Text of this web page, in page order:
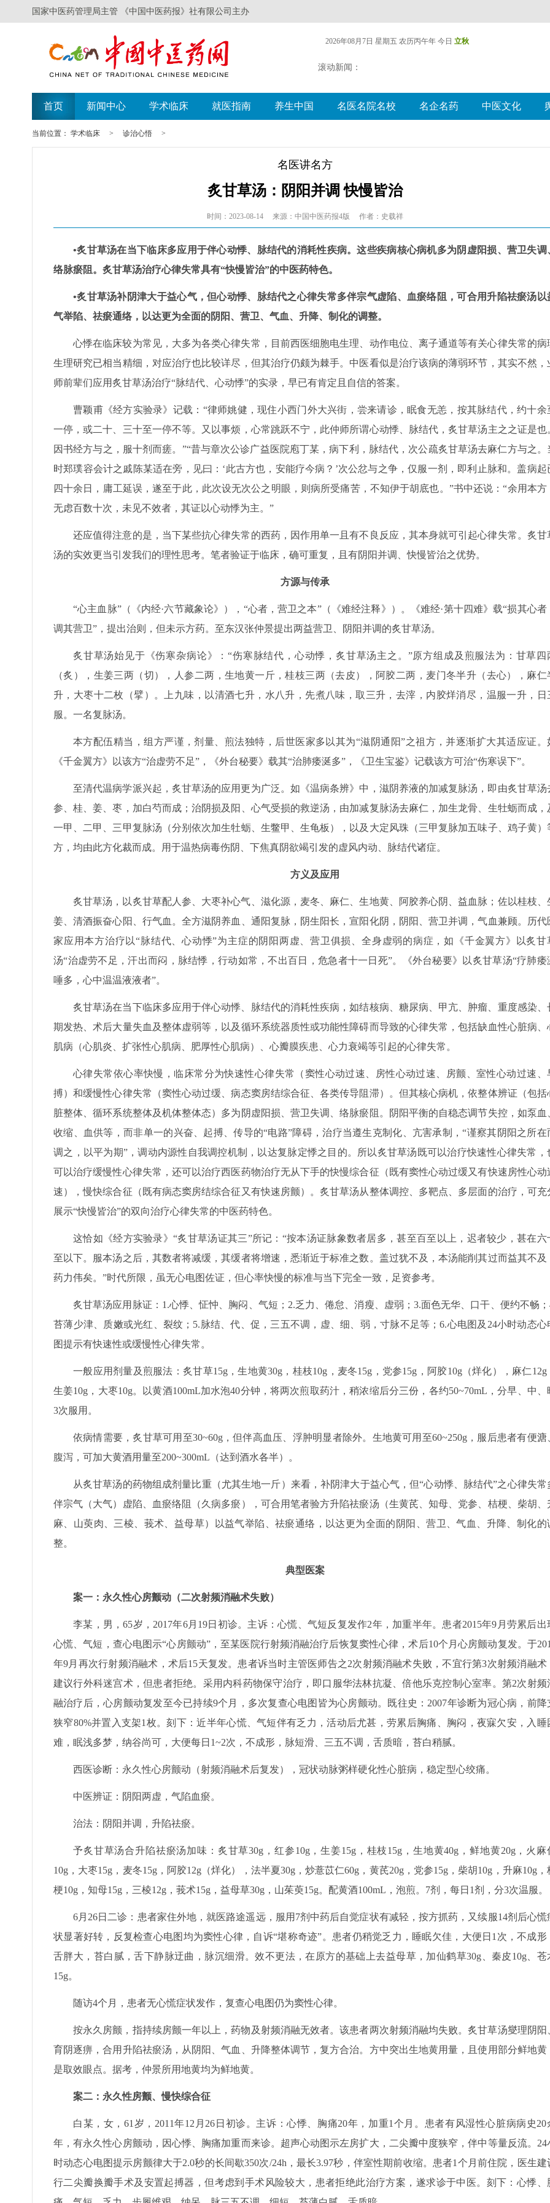
国家中医药管理局主管 《中国中医药报》社有限公司主办
2026年08月7日 星期五 农历丙午年 今日 立秋
滚动新闻：
首页 新闻中心 学术临床 就医指南 养生中国 名医名院名校 名企名药 中医文化
当前位置： 学术临床 > 诊治心悟 >
名医讲名方
炙甘草汤：阴阳并调 快慢皆治
时间：2023-08-14 来源：中国中医药报4版 作者：史载祥
•炙甘草汤在当下临床多应用于伴心动悸、脉结代的消耗性疾病。这些疾病核心病机多为阴虚阳损、营卫失调
络脉瘀阻。炙甘草汤治疗心律失常具有“快慢皆治”的中医药特色。
•炙甘草汤补阴津大于益心气，但心动悸、脉结代之心律失常多伴宗气虚陷、血瘀络阻，可合用升陷祛瘀汤以
气举陷、祛瘀通络，以达更为全面的阴阳、营卫、气血、升降、制化的调整。
心悸在临床较为常见，大多为各类心律失常，目前西医细胞电生理、动作电位、离子通道等有关心律失常的病
生理研究已相当精细，对应治疗也比较详尽，但其治疗仍颇为棘手。中医看似是治疗该病的薄弱环节，其实不然，
师前辈们应用炙甘草汤治疗“脉结代、心动悸”的实录，早已有肯定且自信的答案。
曹颖甫《经方实验录》记载：“律师姚健，现住小西门外大兴街，尝来请诊，眠食无恙，按其脉结代，约十余
一停，或二十、三十至一停不等。又以事烦，心常跳跃不宁，此仲师所谓心动悸、脉结代，炙甘草汤主之之证是也
因书经方与之，服十剂而瘥。”“昔与章次公诊广益医院庖丁某，病下利，脉结代，次公疏炙甘草汤去麻仁方与之。
时郑璞容会计之戚陈某适在旁，见曰：‘此古方也，安能疗今病？’次公忿与之争，仅服一剂，即利止脉和。盖病起
四十余日，庸工延误，遂至于此，此次设无次公之明眼，则病所受痛苦，不知伊于胡底也。”书中还说：“余用本方
无虑百数十次，未见不效者，其证以心动悸为主。”
还应值得注意的是，当下某些抗心律失常的西药，因作用单一且有不良反应，其本身就可引起心律失常。炙甘
汤的实效更当引发我们的理性思考。笔者验证于临床，确可重复，且有阴阳并调、快慢皆治之优势。
方源与传承
“心主血脉”（《内经·六节藏象论》），“心者，营卫之本”（《难经注释》）。《难经·第十四难》载“损其心者
调其营卫”，提出治则，但未示方药。至东汉张仲景提出两益营卫、阴阳并调的炙甘草汤。
炙甘草汤始见于《伤寒杂病论》：“伤寒脉结代，心动悸，炙甘草汤主之。”原方组成及煎服法为：甘草四
（炙），生姜三两（切），人参二两，生地黄一斤，桂枝三两（去皮），阿胶二两，麦门冬半升（去心），麻仁
升，大枣十二枚（擘）。上九味，以清酒七升，水八升，先煮八味，取三升，去滓，内胶烊消尽，温服一升，日
服。一名复脉汤。
本方配伍精当，组方严谨，剂量、煎法独特，后世医家多以其为“滋阴通阳”之祖方，并逐渐扩大其适应证。
《千金翼方》以该方“治虚劳不足”，《外台秘要》载其“治肺痿涎多”，《卫生宝鉴》记载该方可治“伤寒误下”。
至清代温病学派兴起，炙甘草汤的应用更为广泛。如《温病条辨》中，滋阴养液的加减复脉汤，即由炙甘草汤
参、桂、姜、枣，加白芍而成；治阴损及阳、心气受损的救逆汤，由加减复脉汤去麻仁，加生龙骨、生牡蛎而成，
一甲、二甲、三甲复脉汤（分别依次加生牡蛎、生鳖甲、生龟板），以及大定风珠（三甲复脉加五味子、鸡子黄）
方，均由此方化裁而成。用于温热病毒伤阴、下焦真阴欲竭引发的虚风内动、脉结代诸症。
方义及应用
炙甘草汤，以炙甘草配人参、大枣补心气、滋化源，麦冬、麻仁、生地黄、阿胶养心阴、益血脉；佐以桂枝、
姜、清酒振奋心阳、行气血。全方滋阴养血、通阳复脉，阴生阳长，宣阳化阴，阴阳、营卫并调，气血兼顾。历代
家应用本方治疗以“脉结代、心动悸”为主症的阴阳两虚、营卫俱损、全身虚弱的病症，如《千金翼方》以炙甘
汤“治虚劳不足，汗出而闷，脉结悸，行动如常，不出百日，危急者十一日死”。《外台秘要》以炙甘草汤“疗肺痿
唾多，心中温温液液者”。
炙甘草汤在当下临床多应用于伴心动悸、脉结代的消耗性疾病，如结核病、糖尿病、甲亢、肿瘤、重度感染、
期发热、术后大量失血及整体虚弱等，以及循环系统器质性或功能性障碍而导致的心律失常，包括缺血性心脏病、
肌病（心肌炎、扩张性心肌病、肥厚性心肌病）、心瓣膜疾患、心力衰竭等引起的心律失常。
心律失常依心率快慢，临床常分为快速性心律失常（窦性心动过速、房性心动过速、房颤、室性心动过速、
搏）和缓慢性心律失常（窦性心动过缓、病态窦房结综合征、各类传导阻滞）。但其核心病机，依整体辨证（包括
脏整体、循环系统整体及机体整体态）多为阴虚阳损、营卫失调、络脉瘀阻。阴阳平衡的自稳态调节失控，如泵血
收缩、血供等，而非单一的兴奋、起搏、传导的“电路”障碍，治疗当遵生克制化、亢害承制，“谨察其阴阳之所在
调之，以平为期”，调动内源性自我调控机制，以达复脉定悸之目的。所以炙甘草汤既可以治疗快速性心律失常，
可以治疗缓慢性心律失常，还可以治疗西医药物治疗无从下手的快慢综合征（既有窦性心动过缓又有快速房性心动
速），慢快综合征（既有病态窦房结综合征又有快速房颤）。炙甘草汤从整体调控、多靶点、多层面的治疗，可充
展示“快慢皆治”的双向治疗心律失常的中医药特色。
这恰如《经方实验录》“炙甘草汤证其三”所记：“按本汤证脉象数者居多，甚至百至以上，迟者较少，甚在六
至以下。服本汤之后，其数者将减缓，其缓者将增速，悉渐近于标准之数。盖过犹不及，本汤能削其过而益其不及
药力伟矣。”时代所限，虽无心电图佐证，但心率快慢的标准与当下完全一致，足资参考。
炙甘草汤应用脉证：1.心悸、怔忡、胸闷、气短；2.乏力、倦怠、消瘦、虚弱；3.面色无华、口干、便约不畅；
苔薄少津、质嫩或光红、裂纹；5.脉结、代、促，三五不调，虚、细、弱，寸脉不足等；6.心电图及24小时动态心
图提示有快速性或缓慢性心律失常。
一般应用剂量及煎服法：炙甘草15g，生地黄30g，桂枝10g，麦冬15g，党参15g，阿胶10g（烊化），麻仁12g
生姜10g，大枣10g。以黄酒100mL加水泡40分钟，将两次煎取药汁，稍浓缩后分三份，各约50~70mL，分早、中、
3次服用。
依病情需要，炙甘草可用至30~60g，但伴高血压、浮肿明显者除外。生地黄可用至60~250g，服后患者有便溏
腹泻，可加大黄酒用量至200~300mL（达到酒水各半）。
从炙甘草汤的药物组成剂量比重（尤其生地一斤）来看，补阴津大于益心气，但“心动悸、脉结代”之心律失常
伴宗气（大气）虚陷、血瘀络阻（久病多瘀），可合用笔者验方升陷祛瘀汤（生黄芪、知母、党参、桔梗、柴胡、
麻、山萸肉、三棱、莪术、益母草）以益气举陷、祛瘀通络，以达更为全面的阴阳、营卫、气血、升降、制化的
整。
典型医案
案一：永久性心房颤动（二次射频消融术失败）
李某，男，65岁，2017年6月19日初诊。主诉：心慌、气短反复发作2年，加重半年。患者2015年9月劳累后出
心慌、气短，查心电图示“心房颤动”，至某医院行射频消融治疗后恢复窦性心律，术后10个月心房颤动复发。于
年9月再次行射频消融术，术后15天复发。患者诉当时主管医师告之2次射频消融术失败，不宜行第3次射频消融术
建议行外科迷宫术，但患者拒绝。采用内科药物保守治疗，即口服华法林抗凝、倍他乐克控制心室率。第2次射频
融治疗后，心房颤动复发至今已持续9个月，多次复查心电图皆为心房颤动。既往史：2007年诊断为冠心病，前降
狭窄80%并置入支架1枚。刻下：近半年心慌、气短伴有乏力，活动后尤甚，劳累后胸痛、胸闷，夜寐欠安，入睡
难，眠浅多梦，纳谷尚可，大便每日1~2次，不成形，脉短滑、三五不调，舌质暗，苔白稍腻。
西医诊断：永久性心房颤动（射频消融术后复发），冠状动脉粥样硬化性心脏病，稳定型心绞痛。
中医辨证：阴阳两虚，气陷血瘀。
治法：阴阳并调，升陷祛瘀。
予炙甘草汤合升陷祛瘀汤加味：炙甘草30g，红参10g，生姜15g，桂枝15g，生地黄40g，鲜地黄20g，火麻
10g，大枣15g，麦冬15g，阿胶12g（烊化），法半夏30g，炒薏苡仁60g，黄芪20g，党参15g，柴胡10g，升麻10g，
梗10g，知母15g，三棱12g，莪术15g，益母草30g，山茱萸15g。配黄酒100mL，泡煎。7剂，每日1剂，分3次温服。
6月26日二诊：患者家住外地，就医路途遥远，服用7剂中药后自觉症状有减轻，按方抓药，又续服14剂后心慌
状显著好转，反复检查心电图均为窦性心律，自诉“堪称奇迹”。患者仍稍觉乏力，睡眠欠佳，大便日1次，不成形
舌胖大，苔白腻，舌下静脉迂曲，脉沉细滑。效不更法，在原方的基础上去益母草，加仙鹤草30g、秦皮10g、苍
15g。
随访4个月，患者无心慌症状发作，复查心电图仍为窦性心律。
按永久房颤，指持续房颤一年以上，药物及射频消融无效者。该患者两次射频消融均失败。炙甘草汤燮理阴阳
育阴逐痹，合用升陷祛瘀汤，从阴阳、气血、升降整体调节，复方合治。方中突出生地黄用量，且使用部分鲜地黄
是取效眼点。据考，仲景所用地黄均为鲜地黄。
案二：永久性房颤、慢快综合征
白某，女，61岁，2011年12月26日初诊。主诉：心悸、胸痛20年，加重1个月。患者有风湿性心脏病病史20
年，有永久性心房颤动，因心悸、胸痛加重而来诊。超声心动图示左房扩大，二尖瓣中度狭窄，伴中等量反流。24
时动态心电图提示房颤律大于2.0秒的长间歇350次/24h，最长3.97秒，伴室性期前收缩。患者1个月前住院，医生建
行二尖瓣换瓣手术及安置起搏器，但考虑到手术风险较大，患者拒绝此治疗方案，遂求诊于中医。刻下：心悸、